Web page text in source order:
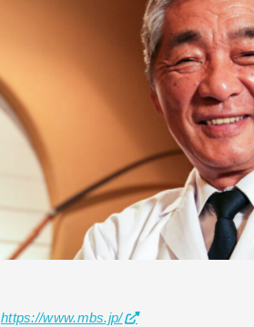
https://www.mbs.jp/